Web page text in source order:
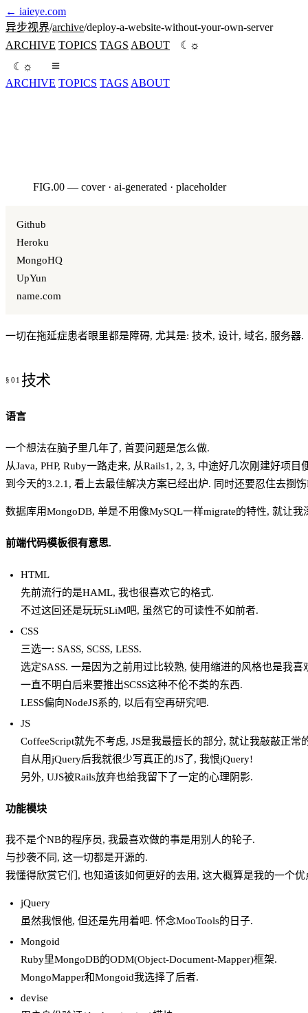
← iaieye.com
异步视界/archive/deploy-a-website-without-your-own-server
ARCHIVE TOPICS TAGS ABOUT ☾ ☼
☾ ☼
ARCHIVE TOPICS TAGS ABOUT
FIG.00 — cover · ai-generated · placeholder
Github
Heroku
MongoHQ
UpYun
name.com
一切在拖延症患者眼里都是障碍, 尤其是: 技术, 设计, 域名, 服务器.
技术
语言
一个想法在脑子里几年了, 首要问题是怎么做.
从Java, PHP, Ruby一路走来, 从Rails1, 2, 3, 中途好几次刚建好项目
到今天的3.2.1, 看上去最佳解决方案已经出炉. 同时还要忍住去捯饬
数据库用MongoDB, 单是不用像MySQL一样migrate的特性, 就让我
前端代码模板很有意思.
HTML
先前流行的是HAML, 我也很喜欢它的格式.
不过这回还是玩玩SLiM吧, 虽然它的可读性不如前者.
CSS
三选一: SASS, SCSS, LESS.
选定SASS. 一是因为之前用过比较熟, 使用缩进的风格也是我喜
一直不明白后来要推出SCSS这种不伦不类的东西.
LESS偏向NodeJS系的, 以后有空再研究吧.
JS
CoffeeScript就先不考虑, JS是我最擅长的部分, 就让我敲敲正常
自从用jQuery后我就很少写真正的JS了, 我恨jQuery!
另外, UJS被Rails放弃也给我留下了一定的心理阴影.
功能模块
我不是个NB的程序员, 我最喜欢做的事是用别人的轮子.
与抄袭不同, 这一切都是开源的.
我懂得欣赏它们, 也知道该如何更好的去用, 这大概算是我的一个优
jQuery
虽然我恨他, 但还是先用着吧. 怀念MooTools的日子.
Mongoid
Ruby里MongoDB的ODM(Object-Document-Mapper)框架.
MongoMapper和Mongoid我选择了后者.
devise